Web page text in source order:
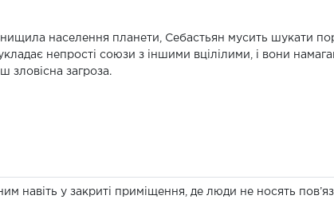
населення планети, Себастьян мусить шукати
непрості союзи з іншими вцілілими, і вони
зловісна загроза.
навіть у закриті приміщення, де люди не носять